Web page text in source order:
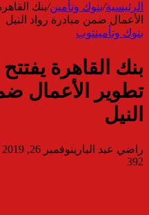
الرئيسية/بنوك وتأمين/بنك
الأعمال ضمن مبادرة رواد النيل
بنوك وتأمينتوب
بنك القاهرة
تطوير الأعمال
النيل
راضي عبد البارينوفمبر 26, 2019
392